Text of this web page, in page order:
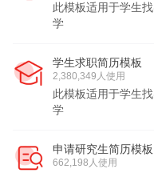
此模板适用于学生
学
学生求职简历模板
2,380,349人使用
此模板适用于学生
学
申请研究生简历模板
662,198人使用